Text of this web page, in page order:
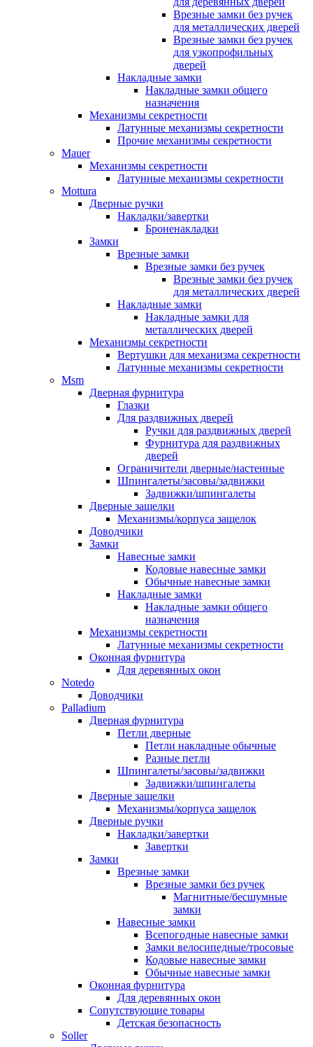
Врезные замки без ручек
для металлических дверей
Врезные замки без ручек
для узкопрофильных
дверей
Накладные замки
Накладные замки общего
назначения
Механизмы секретности
Латунные механизмы секретности
Прочие механизмы секретности
Mauer
Механизмы секретности
Латунные механизмы секретности
Mottura
Дверные ручки
Накладки/завертки
Броненакладки
Замки
Врезные замки
Врезные замки без ручек
Врезные замки без ручек
для металлических дверей
Накладные замки
Накладные замки для
металлических дверей
Механизмы секретности
Вертушки для механизма секретности
Латунные механизмы секретности
Msm
Дверная фурнитура
Глазки
Для раздвижных дверей
Ручки для раздвижных дверей
Фурнитура для раздвижных
дверей
Ограничители дверные/настенные
Шпингалеты/засовы/задвижки
Задвижки/шпингалеты
Дверные защелки
Механизмы/корпуса защелок
Доводчики
Замки
Навесные замки
Кодовые навесные замки
Обычные навесные замки
Накладные замки
Накладные замки общего
назначения
Механизмы секретности
Латунные механизмы секретности
Оконная фурнитура
Для деревянных окон
Notedo
Доводчики
Palladium
Дверная фурнитура
Петли дверные
Петли накладные обычные
Разные петли
Шпингалеты/засовы/задвижки
Задвижки/шпингалеты
Дверные защелки
Механизмы/корпуса защелок
Дверные ручки
Накладки/завертки
Завертки
Замки
Врезные замки
Врезные замки без ручек
Магнитные/бесшумные
замки
Навесные замки
Всепогодные навесные замки
Замки велосипедные/тросовые
Кодовые навесные замки
Обычные навесные замки
Оконная фурнитура
Для деревянных окон
Сопутствующие товары
Детская безопасность
Soller